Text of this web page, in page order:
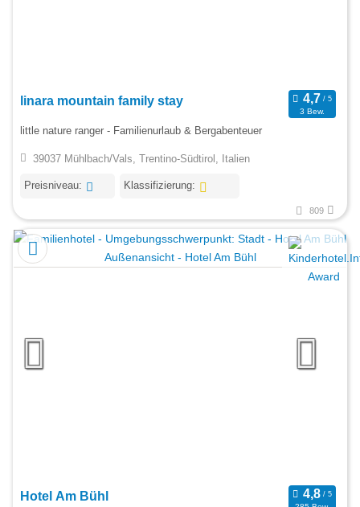
linara mountain family stay
3 Bew.
little nature ranger - Familienurlaub & Bergabenteuer
39037 Mühlbach/Vals, Trentino-Südtirol, Italien
Preisniveau: Klassifizierung:
809
Hotel Am Bühl